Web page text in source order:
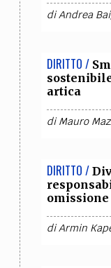
diAndrea
DIRITTO /
artica
diMauro
DIRITTO /
omissione
diArmin